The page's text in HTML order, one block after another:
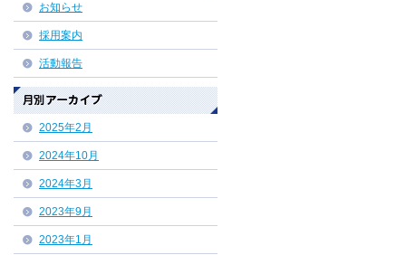
お知らせ
採用案内
活動報告
2025年2月
2024年10月
2024年3月
2023年9月
2023年1月